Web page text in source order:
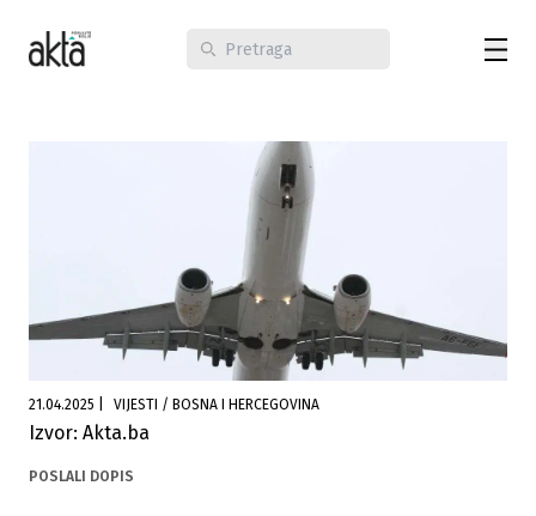
21.04.2025 VIJESTI / BOSNA I HERCEGOVINA
Izvor: Akta.ba
POSLALI DOPIS